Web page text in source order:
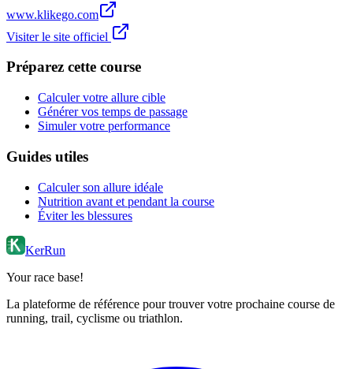
www.klikego.com
Visiter le site officiel
Préparez cette course
Calculer votre allure cible
Générer vos temps de passage
Simuler votre performance
Guides utiles
Calculer son allure idéale
Nutrition avant et pendant la course
Éviter les blessures
KerRun
Your race base!
La plateforme de référence pour trouver votre prochaine course de
running, trail, cyclisme ou triathlon.